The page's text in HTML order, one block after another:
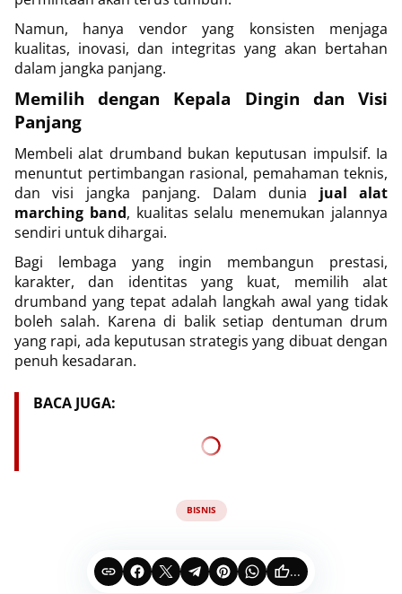
Namun, hanya vendor yang konsisten menjaga
kualitas, inovasi, dan integritas yang akan bertahan
dalam jangka panjang.
Memilih dengan Kepala Dingin dan Visi
Panjang
Membeli alat drumband bukan keputusan impulsif. Ia
menuntut pertimbangan rasional, pemahaman teknis,
dan visi jangka panjang. Dalam dunia jual alat
marching band, kualitas selalu menemukan jalannya
sendiri untuk dihargai.
Bagi lembaga yang ingin membangun prestasi,
karakter, dan identitas yang kuat, memilih alat
drumband yang tepat adalah langkah awal yang tidak
boleh salah. Karena di balik setiap dentuman drum
yang rapi, ada keputusan strategis yang dibuat dengan
penuh kesadaran.
BACA JUGA:
BISNIS
...